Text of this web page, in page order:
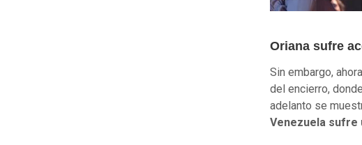
Oriana sufre
Sin embargo,
del encierro,
adelanto se
Venezuela sufre